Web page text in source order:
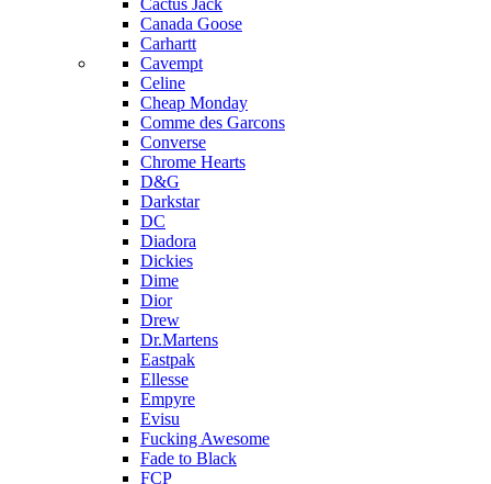
Cactus Jack
Canada Goose
Carhartt
Cavempt
Celine
Cheap Monday
Comme des Garcons
Converse
Chrome Hearts
D&G
Darkstar
DC
Diadora
Dickies
Dime
Dior
Drew
Dr.Martens
Eastpak
Ellesse
Empyre
Evisu
Fucking Awesome
Fade to Black
FCP